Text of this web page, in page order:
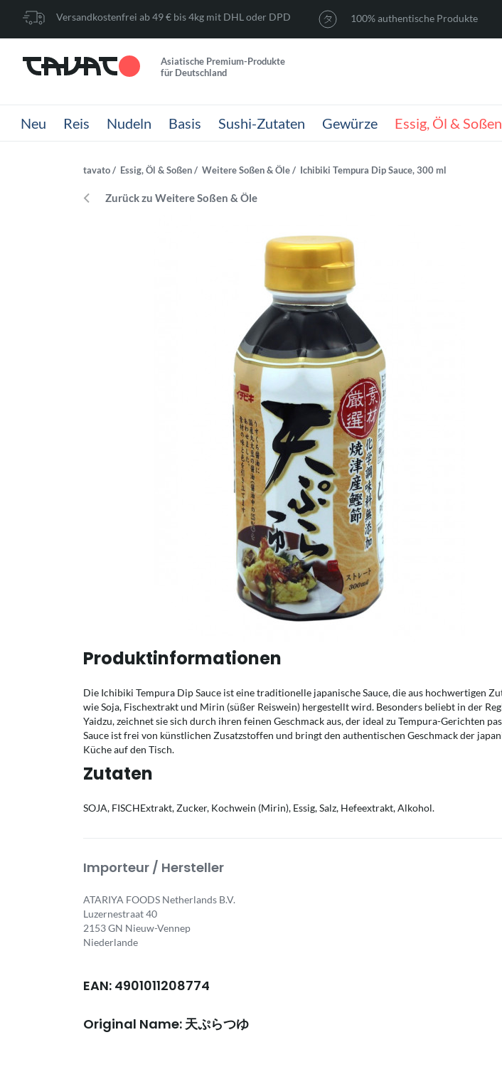
Versandkostenfrei ab 49 € bis 4kg mit DHL oder DPD 100% authentische Produkte
Asiatische Premium-Produkte
für Deutschland
Neu Reis Nudeln Basis Sushi-Zutaten Gewürze Essig, Öl & Soßen
tavato Essig, Öl & Soßen Weitere Soßen & Öle Ichibiki Tempura Dip Sauce, 300 ml
Zurück zu Weitere Soßen & Öle
Produktinformationen
Die Ichibiki Tempura Dip Sauce ist eine traditionelle japanische Sauce, die aus hochwertigen
wie Soja, Fischextrakt und Mirin (süßer Reiswein) hergestellt wird. Besonders beliebt in der
Yaidzu, zeichnet sie sich durch ihren feinen Geschmack aus, der ideal zu Tempura-Gerichten
Sauce ist frei von künstlichen Zusatzstoffen und bringt den authentischen Geschmack der
Küche auf den Tisch.
Zutaten
SOJA, FISCHExtrakt, Zucker, Kochwein (Mirin), Essig, Salz, Hefeextrakt, Alkohol.
Importeur / Hersteller
ATARIYA FOODS Netherlands B.V.
Luzernestraat 40
2153 GN Nieuw-Vennep
Niederlande
EAN: 4901011208774
Original Name: 天ぷらつゆ